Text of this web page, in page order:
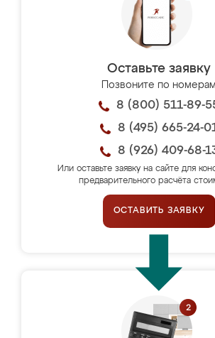
Оставьте заявку
Позвоните по номерам
8 (800) 511-89-
8 (495) 665-24-
8 (926) 409-68-
Или оставьте заявку на сайте для
предварительного расчёта
ОСТАВИТЬ ЗАЯВКУ